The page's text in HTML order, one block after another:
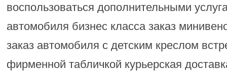
воспользоваться дополнительными
автомобиля бизнес класса заказ
заказ автомобиля с детским креслом
фирменной табличкой курьерская